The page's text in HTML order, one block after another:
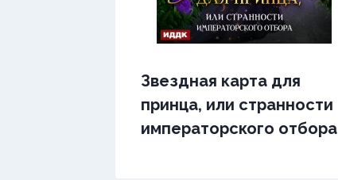
Звездная карта для
принца, или странности
императорского отбора